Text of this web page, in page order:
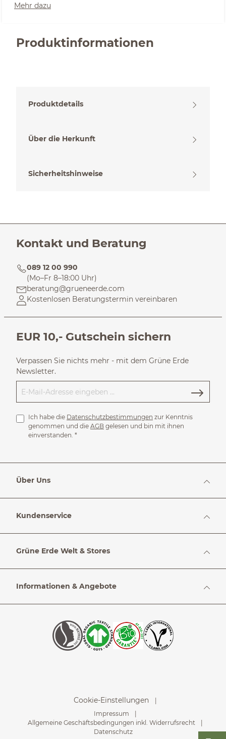
Mehr dazu
Produktinformationen
Produktdetails
Über die Herkunft
Sicherheitshinweise
Kontakt und Beratung
089 12 00 990
(Mo–Fr 8–18:00 Uhr)
beratung@grueneerde.com
Kostenlosen Beratungstermin vereinbaren
EUR 10,- Gutschein sichern
Verpassen Sie nichts mehr - mit dem Grüne Erde
Newsletter.
Ich habe die Datenschutzbestimmungen zur Kenntnis
genommen und die AGB gelesen und bin mit ihnen
einverstanden. *
Über Uns
Kundenservice
Grüne Erde Welt & Stores
Informationen & Angebote
Cookie-Einstellungen
Impressum
Allgemeine Geschäftsbedingungen inkl. Widerrufsrecht
Datenschutz